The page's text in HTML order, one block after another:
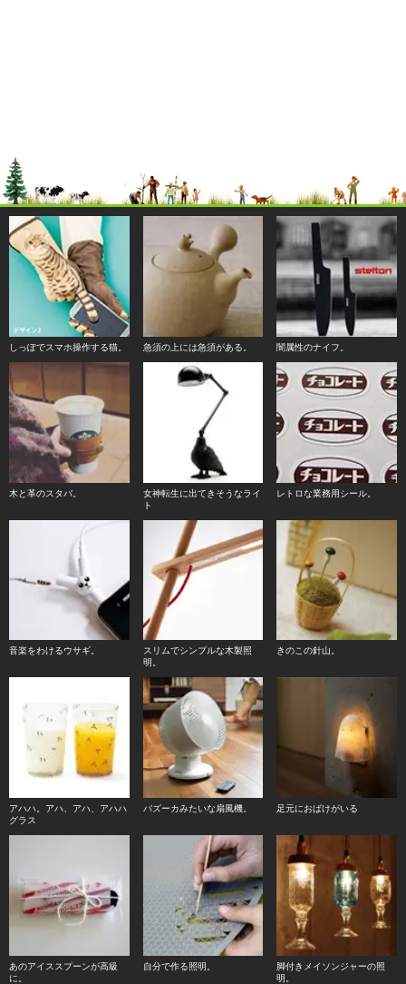
しっぽでスマホ操作する猫。 急須の上には急須がある。 闇属性のナイフ。
木と革のスタバ。
女神転生に出てきそうなライ
ト
レトロな業務用シール。
音楽をわけるウサギ。
スリムでシンプルな木製照
明。
きのこの針山。
アハハ。アハ、アハ、アハハ
グラス
バズーカみたいな扇風機。 足元におばけがいる
あのアイススプーンが高級
に。
自分で作る照明。
脚付きメイソンジャーの照
明。